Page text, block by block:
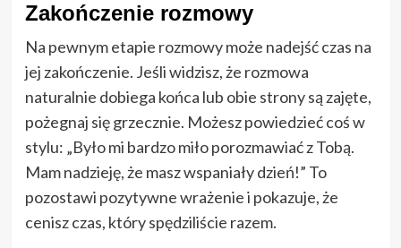
Zakończenie rozmowy
Na pewnym etapie rozmowy może nadejść czas na
jej zakończenie. Jeśli widzisz, że rozmowa
naturalnie dobiega końca lub obie strony są zajęte,
pożegnaj się grzecznie. Możesz powiedzieć coś w
stylu: „Było mi bardzo miło porozmawiać z Tobą.
Mam nadzieję, że masz wspaniały dzień!” To
pozostawi pozytywne wrażenie i pokazuje, że
cenisz czas, który spędziliście razem.